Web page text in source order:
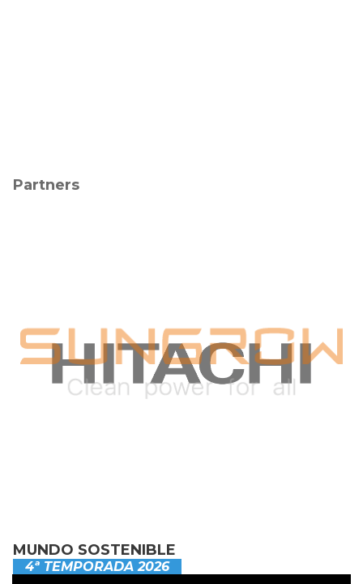
Partners
MUNDO SOSTENIBLE
4ª TEMPORADA 2026